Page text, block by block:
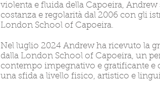
violenta e fluida della Capoeira, Andrew
costanza e regolarità dal 2006 con gli
London School of Capoeira.
Nel luglio 2024 Andrew ha ricevuto la
dalla London School of Capoeira, un
contempo impegnativo e gratificante e
una sfida a livello fisico, artistico e